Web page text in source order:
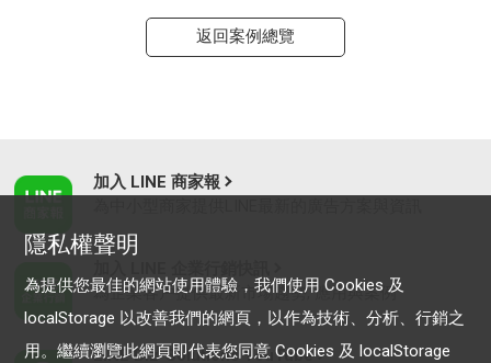
返回案例總覽
加入 LINE 商家報
為企業客戶提供最新市場趨勢, 應用與案例
LINE Biz-Solutions YouTube
隱私權聲明
為提供您最佳的網站使用體驗，我們使用 Cookies 及
localStorage 以改善我們的網頁，以作為技術、分析、行銷之
用。繼續瀏覽此網頁即代表您同意 Cookies 及 localStorage